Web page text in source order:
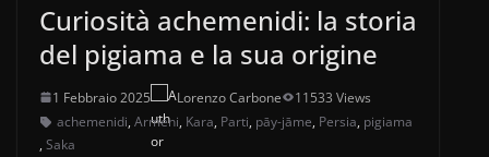
Curiosità achemenidi: la storia
del pigiama e la sua origine
1 Febbraio 2025 Lorenzo Carbone
11533 Views
achemenidi, Armeni, Kara, Parti, pāy-jāme, Persia, pigiama
, Saka